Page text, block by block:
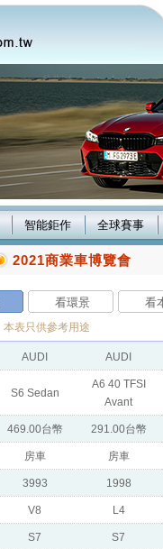
智能鉅作 全球賽事
2021商業車博覽會
看環景 看
本表只供參考用途
AUDI AUDI
S6 Sedan
A6 40 TFSI
Avant
469.00台幣 291.00台幣
房車 房車
3993 1998
V8 L4
S7 S7